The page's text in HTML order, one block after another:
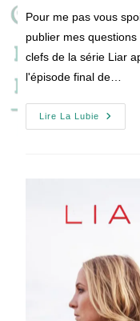
publication :
Pour me pas vous
publier mes
clefs de la série Liar
l'épisode final de…
Lire La Lubie
Joanne
Liar